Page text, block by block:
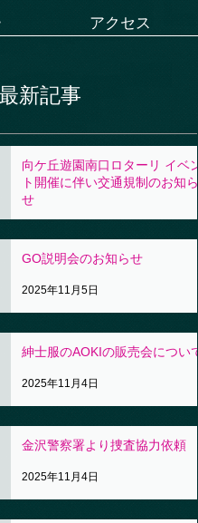
アクセス
新記事
向ケ丘遊園南口ロターリ イベン
ト開催に伴い交通規制のお知ら
せ
GO説明会のお知らせ
2025年11月5日
紳士服のAOKIの販売会について
2025年11月4日
金沢警察署より捜査協力依頼
2025年11月4日